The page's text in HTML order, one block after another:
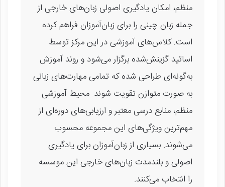
منظم، امکان یادگیری اصولی زبان‌های خارجی از
جمله زبان چینی را برای زبان‌آموزان فراهم کرده
است. کلاس‌های آموزشی در این مرکز توسط
اساتید گزینش‌شده برگزار می‌شود و روند آموزش
به‌گونه‌ای طراحی شده که تمامی مهارت‌های زبانی
به صورت متوازن تقویت شوند. محیط آموزشی
منظم، منابع درسی معتبر و ارزیابی‌های دوره‌ای از
مهم‌ترین ویژگی‌های این مجموعه محسوب
می‌شوند. بسیاری از زبان‌آموزان برای یادگیری
اصولی و بلندمدت زبان‌های خارجی این موسسه
را انتخاب می‌کنند.